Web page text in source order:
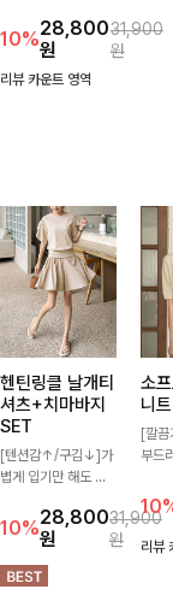
볍게 툭 입기만 해도 멋스러운
스타일을 완성해드려요- 여유
로운 핏으로 군살은 자연스럽
10%28,800
원
31,900
원
리뷰 카운트 영역
헨틴링클 날개티
셔츠+치마바지
SET
[텐션감↑/구김↓]가
볍게 입기만 해도 코
아이템으로, 자연스럽
게 퍼지는 프릴 날개
소매가 우아한 포인트
를 더해드립니다💕
10%28,800
원
31,900
원
소
니트
[깔끔
부드
로 매
체제
자연
리뷰